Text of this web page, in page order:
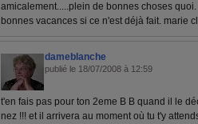
amicalement.....plein de bonnes choses quoi.
bonnes vacances si ce n'est déjà fait. marie
dameblanche
publié le 18/07/2008 à 12:59
t'en fais pas pour ton 2eme B B quand il le
nez !!! et il arrivera au moment où tu t'y